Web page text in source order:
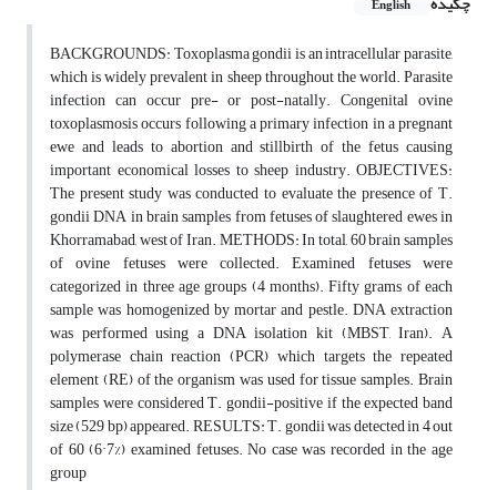
English
BACKGROUNDS: Toxoplasma gondii is an intracellular parasite,
which is widely prevalent in sheep throughout the world. Parasite
infection can occur pre- or post-natally. Congenital ovine
toxoplasmosis occurs following a primary infection in a pregnant
ewe and leads to abortion and stillbirth of the fetus causing
important economical losses to sheep industry. OBJECTIVES:
The present study was conducted to evaluate the presence of T.
gondii DNA in brain samples from fetuses of slaughtered ewes in
Khorramabad, west of Iran. METHODS: In total, 60 brain samples
of ovine fetuses were collected. Examined fetuses were
categorized in three age groups (4 months). Fifty grams of each
sample was homogenized by mortar and pestle. DNA extraction
was performed using a DNA isolation kit (MBST, Iran). A
polymerase chain reaction (PCR) which targets the repeated
element (RE) of the organism was used for tissue samples. Brain
samples were considered T. gondii-positive if the expected band
size (529 bp) appeared. RESULTS: T. gondii was detected in 4 out
of 60 (6·7%) examined fetuses. No case was recorded in the age
group